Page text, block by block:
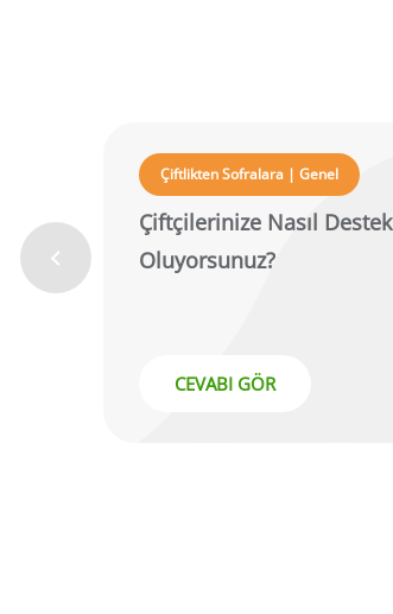
Çiftlikten Sofralara | Genel
Çiftçilerinize Nasıl Destek
Oluyorsunuz?
CEVABI GÖR